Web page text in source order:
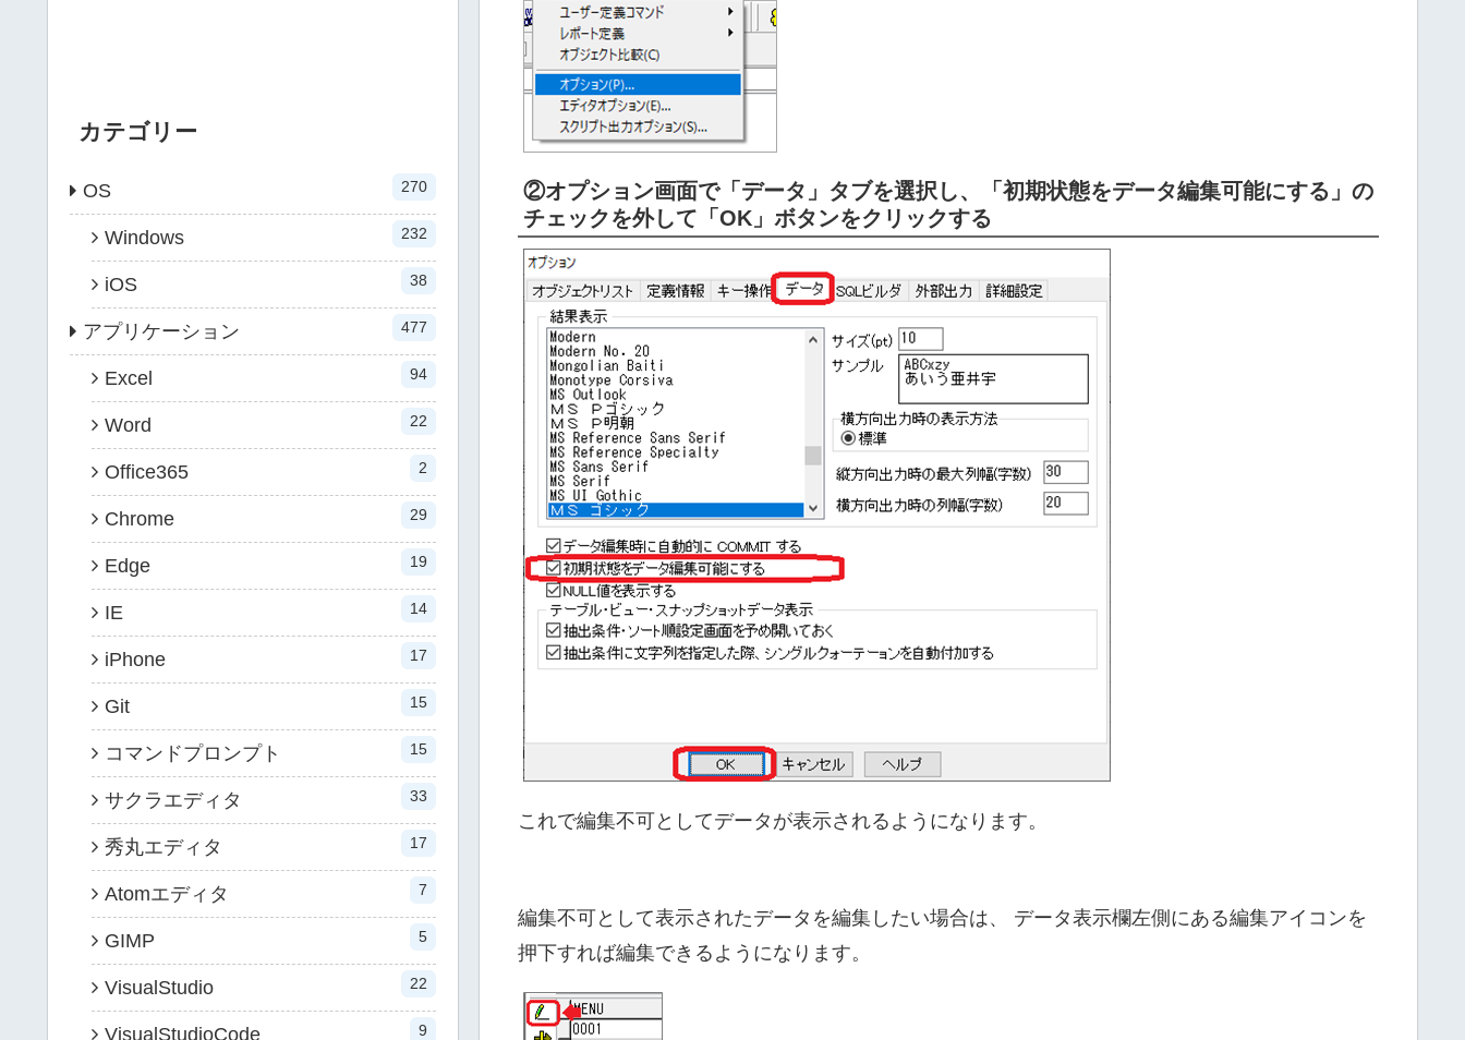
②オプション画面で「データ」タブを選択し、「初期状態をデータ編集可能にする」の
チェックを外して「OK」ボタンをクリックする
これで編集不可としてデータが表示されるようになります。
編集不可として表示されたデータを編集したい場合は、 データ表示欄左側にある編集アイコンを
押下すれば編集できるようになります。
カテゴリー
OS 270
Windows 232
iOS 38
アプリケーション 477
Excel 94
Word 22
Office365 2
Chrome 29
Edge 19
IE 14
iPhone 17
Git 15
コマンドプロンプト 15
サクラエディタ 33
秀丸エディタ 17
Atomエディタ 7
GIMP 5
VisualStudio 22
VisualStudioCode 9